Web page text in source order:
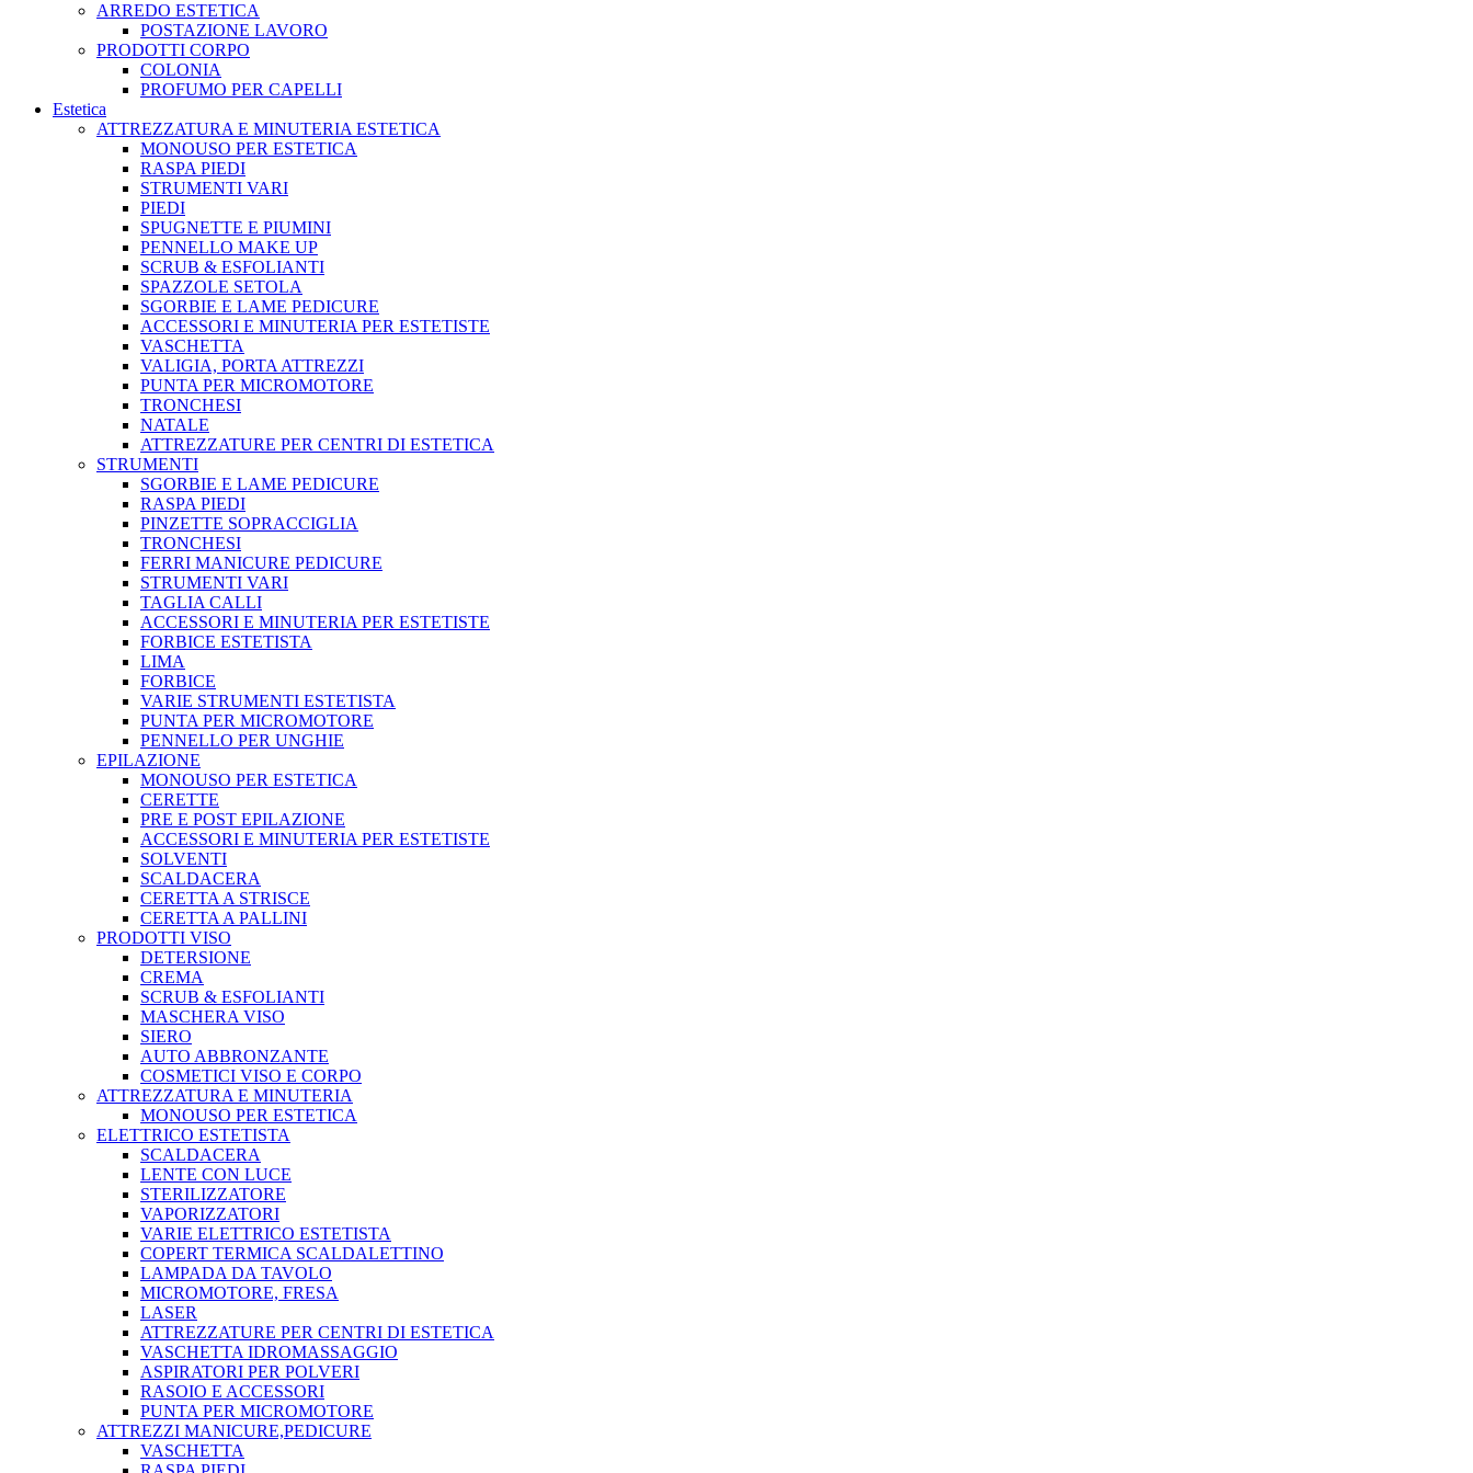
ARREDO ESTETICA
POSTAZIONE LAVORO
PRODOTTI CORPO
COLONIA
PROFUMO PER CAPELLI
Estetica
ATTREZZATURA E MINUTERIA ESTETICA
MONOUSO PER ESTETICA
RASPA PIEDI
STRUMENTI VARI
PIEDI
SPUGNETTE E PIUMINI
PENNELLO MAKE UP
SCRUB & ESFOLIANTI
SPAZZOLE SETOLA
SGORBIE E LAME PEDICURE
ACCESSORI E MINUTERIA PER ESTETISTE
VASCHETTA
VALIGIA, PORTA ATTREZZI
PUNTA PER MICROMOTORE
TRONCHESI
NATALE
ATTREZZATURE PER CENTRI DI ESTETICA
STRUMENTI
SGORBIE E LAME PEDICURE
RASPA PIEDI
PINZETTE SOPRACCIGLIA
TRONCHESI
FERRI MANICURE PEDICURE
STRUMENTI VARI
TAGLIA CALLI
ACCESSORI E MINUTERIA PER ESTETISTE
FORBICE ESTETISTA
LIMA
FORBICE
VARIE STRUMENTI ESTETISTA
PUNTA PER MICROMOTORE
PENNELLO PER UNGHIE
EPILAZIONE
MONOUSO PER ESTETICA
CERETTE
PRE E POST EPILAZIONE
ACCESSORI E MINUTERIA PER ESTETISTE
SOLVENTI
SCALDACERA
CERETTA A STRISCE
CERETTA A PALLINI
PRODOTTI VISO
DETERSIONE
CREMA
SCRUB & ESFOLIANTI
MASCHERA VISO
SIERO
AUTO ABBRONZANTE
COSMETICI VISO E CORPO
ATTREZZATURA E MINUTERIA
MONOUSO PER ESTETICA
ELETTRICO ESTETISTA
SCALDACERA
LENTE CON LUCE
STERILIZZATORE
VAPORIZZATORI
VARIE ELETTRICO ESTETISTA
COPERT TERMICA SCALDALETTINO
LAMPADA DA TAVOLO
MICROMOTORE, FRESA
LASER
ATTREZZATURE PER CENTRI DI ESTETICA
VASCHETTA IDROMASSAGGIO
ASPIRATORI PER POLVERI
RASOIO E ACCESSORI
PUNTA PER MICROMOTORE
ATTREZZI MANICURE,PEDICURE
VASCHETTA